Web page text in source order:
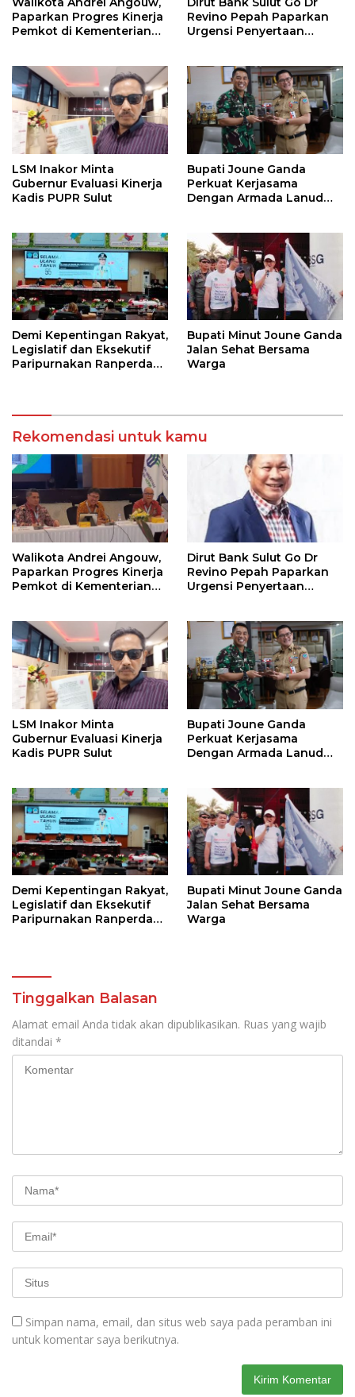
Paparkan Progres Kinerja
Pemkot di Kementerian
Revino Pepah Paparkan
Urgensi Penyertaan
LSM Inakor Minta
Gubernur Evaluasi Kinerja
Kadis PUPR Sulut
Bupati Joune Ganda
Perkuat Kerjasama
Dengan Armada Lanud
Demi Kepentingan Rakyat,
Legislatif dan Eksekutif
Paripurnakan Ranperda
Bupati Minut Joune Ganda
Jalan Sehat Bersama
Warga
Rekomendasi untuk kamu
Walikota Andrei Angouw,
Paparkan Progres Kinerja
Pemkot di Kementerian
Dirut Bank Sulut Go Dr
Revino Pepah Paparkan
Urgensi Penyertaan
LSM Inakor Minta
Gubernur Evaluasi Kinerja
Kadis PUPR Sulut
Bupati Joune Ganda
Perkuat Kerjasama
Dengan Armada Lanud
Demi Kepentingan Rakyat,
Legislatif dan Eksekutif
Paripurnakan Ranperda
Bupati Minut Joune Ganda
Jalan Sehat Bersama
Warga
Tinggalkan Balasan
Alamat email Anda tidak akan dipublikasikan. Ruas yang wajib
ditandai *
Simpan nama, email, dan situs web saya pada peramban ini
untuk komentar saya berikutnya.